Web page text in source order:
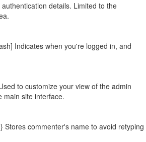
authentication details. Limited to the
Indicates when you're logged in, and
to customize your view of the admin
main site interface.
Stores commenter's name to avoid retyping